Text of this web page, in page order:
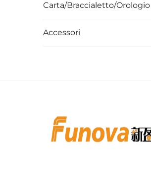
Carta/Braccialetto/Orologio
Accessori